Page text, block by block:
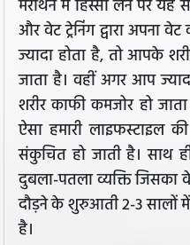
मैराथन में हिस्सा लेने पर यह
और वेट ट्रेनिंग द्वारा अपना
ज्यादा होता है, तो आपके
जाता है। वहीं अगर आप
शरीर काफी कमजोर हो
ऐसा हमारी लाइफस्टाइल
संकुचित हो जाती है। साथ
दुबला-पतला व्यक्ति जिसका
दौड़ने के शुरुआती 2-3 सालों
है।